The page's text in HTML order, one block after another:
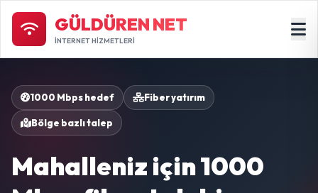
GÜLDÜREN NET
İNTERNET HİZMETLERİ
1000 Mbps hedef Fiber yatırım
Bölge bazlı talep
Mahalleniz için 1000